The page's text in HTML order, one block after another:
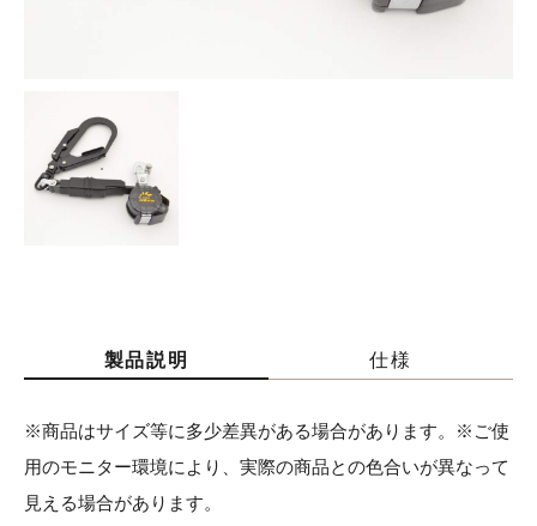
製品説明 仕様
※商品はサイズ等に多少差異がある場合があります。※ご使
用のモニター環境により、実際の商品との色合いが異なって
見える場合があります。